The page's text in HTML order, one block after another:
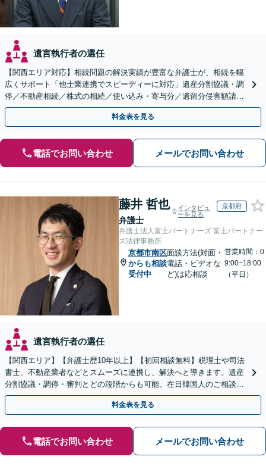
遺言執行者の選任
【関西エリア対応】相続問題の解決実績が豊富な弁護士が、相続を幅
広くサポート「他士業連携でスピーディーに対応」遺産分割協議・調
停／不動産相続／株式の相続／使い込み・寄与分／遺留分侵害額請求
／相続放棄（借金の相続）／遺言書作成
料金表を見る
電話でお問い合わせ メールでお問い合わせ
藤井 哲也
弁護士
インタビュ
ーを見る
京都府
弁護士法人富士パートナーズ 富士パートナー
ズ法律事務所
京都市南区
からも相談
受付中
面談方法(対面・
電話・ビデオな
ど)は応相談
営業時間：0
9:00~18:00
（平日）
遺言執行者の選任
【関西エリア】【弁護士歴10年以上】【初回相談無料】税理士や司法
書士、不動産業者などとスムーズに連携し、解決へと導きます。遺産
分割協議・調停・審判とどの段階からも可能。在日韓国人のご相談も
対応しております【休日・夜間相談可】
料金表を見る
電話でお問い合わせ メールでお問い合わせ